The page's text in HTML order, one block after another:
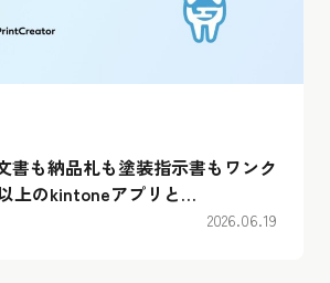
書も納品札も塗装指示書もワンク
上のkintoneアプリと
用術
2026.06.19